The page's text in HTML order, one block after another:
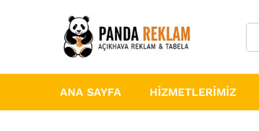
ANA SAYFA HIZMETLERIMIZ